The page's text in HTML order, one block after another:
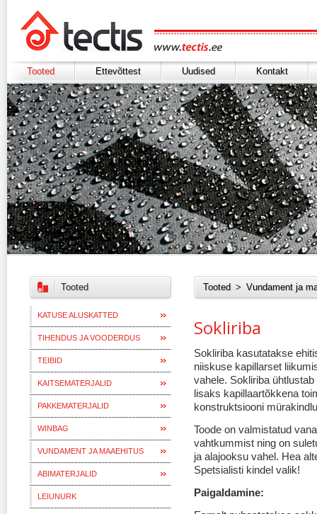
Tooted Ettevõttest Uudised Kontakt
Tooted
KATUSE ALUSKATTED
TIHENDUS JA VOODERDUS
TEIBID
KAITSEMATERJALID
PAKKEMATERJALID
WINBAG
VUNDAMENT JA MAAEHITUS
ABIMATERJALID
LEIUNURK
Tooted > Vundament ja
Sokliriba
Sokliriba kasutatakse
niiskuse kapillarset
vahele. Sokliriba
lisaks kapillaartõkkena
konstruktsiooni
Toode on valmistatud
vahtkummist ning on
ja alajooksu vahel. Hea
Spetsialisti kindel valik!
Paigaldamine: